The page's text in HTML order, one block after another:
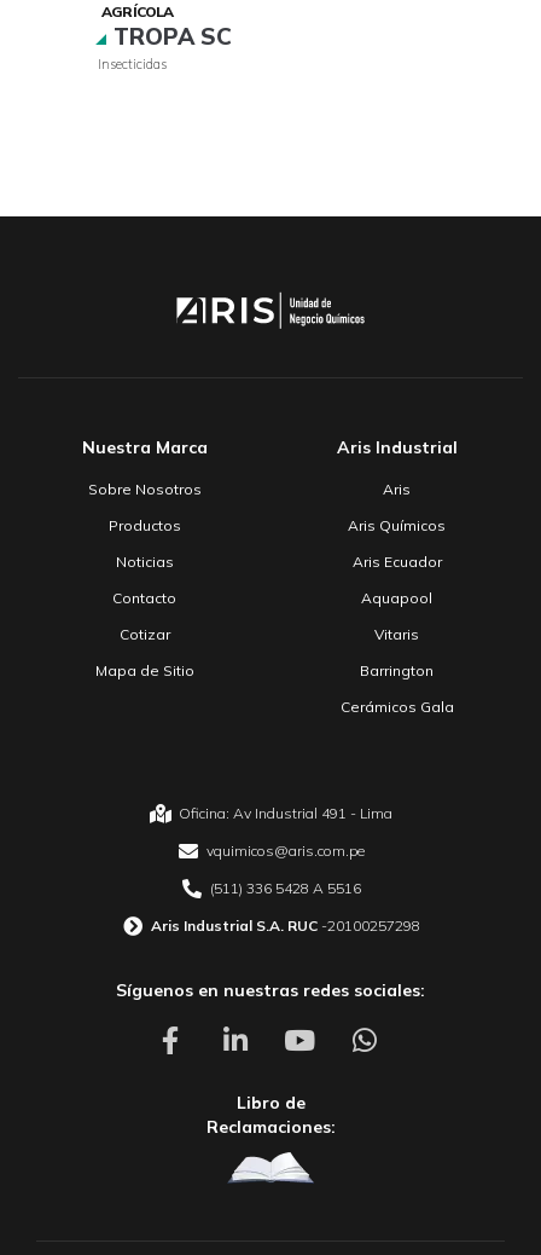
AGRÍCOLA
TROPA SC
Insecticidas
Oficina: Av Industrial 491 - Lima
vquimicos@aris.com.pe
(511) 336 5428 A 5516
Aris Industrial S.A. RUC -20100257298
Nuestra Marca
Sobre Nosotros
Productos
Noticias
Contacto
Cotizar
Mapa de Sitio
Aris Industrial
Aris
Aris Químicos
Aris Ecuador
Aquapool
Vitaris
Barrington
Cerámicos Gala
Síguenos en nuestras redes sociales:
Libro de
Reclamaciones: